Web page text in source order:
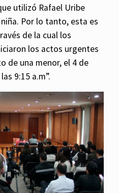
utilizó Rafael Uribe
Por lo tanto, esta es
de la cual los
los actos urgentes
de una menor, el 4 de
9:15 a.m”.